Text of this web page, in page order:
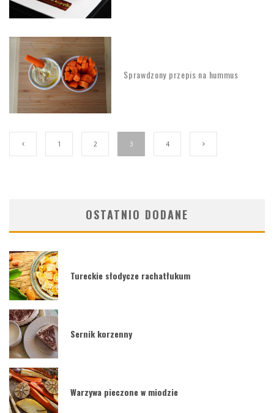
Sprawdzony przepis na hummus
1 2 3 4
OSTATNIO DODANE
Tureckie słodycze rachatłukum
Sernik korzenny
Warzywa pieczone w miodzie